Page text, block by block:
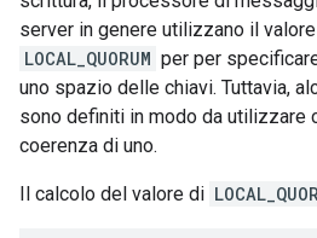
server in genere utilizzano il
LOCAL_QUORUM per per
uno spazio delle chiavi. Tuttavia,
sono definiti in modo da utilizzare
coerenza di uno.
Il calcolo del valore di